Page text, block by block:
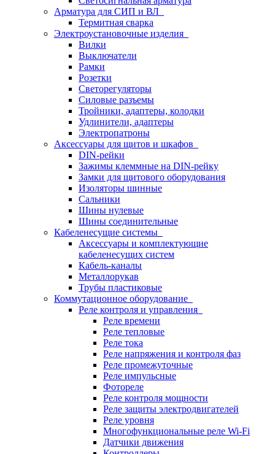
Арматура для СИП и ВЛ
Термитная сварка
Электроустановочные изделия
Вилки
Выключатели
Рамки
Розетки
Светорегуляторы
Силовые разъемы
Тройники, адаптеры, колодки
Удлинители, адаптеры
Электропатроны
Аксессуары для щитов и шкафов
DIN-рейки
Зажимы клеммные на DIN-рейку
Замки для щитового оборудования
Изоляторы шинные
Сальники
Шины нулевые
Шины соединительные
Кабеленесущие системы
Аксессуары и комплектующие
кабеленесущих систем
Кабель-каналы
Металлорукав
Трубы пластиковые
Коммутационное оборудование
Реле контроля и управления
Реле времени
Реле тепловые
Реле тока
Реле напряжения и контроля фаз
Реле промежуточные
Реле импульсные
Фотореле
Реле контроля мощности
Реле защиты электродвигателей
Реле уровня
Многофункциональные реле Wi-Fi
Датчики движения